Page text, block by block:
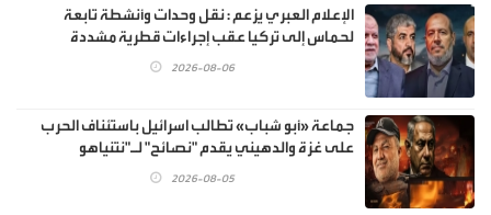
الإعلام العبري يزعم : نقل وحدات وأنشطة تابعة
لحماس إلى تركيا عقب إجراءات قطرية مشددة
2026-08-06
جماعة «أبو شباب» تطالب اسرائيل باستئناف الحرب
على غزة والدهيني يقدم "نصائح" لـ"نتنياهو
2026-08-05